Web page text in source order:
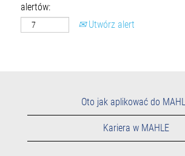
alertów:
Utwórz alert
Oto jak aplikować do
Kariera w MAHLE